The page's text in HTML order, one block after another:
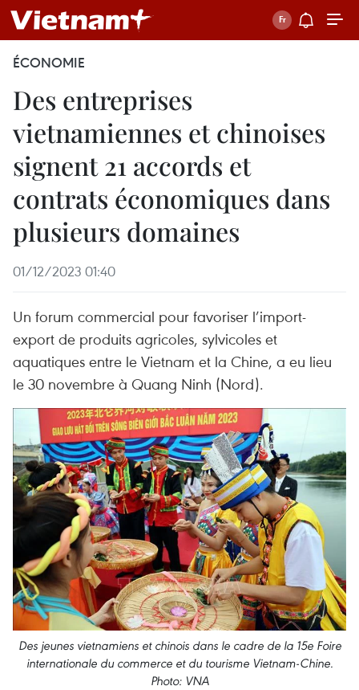
ÉCONOMIE
Des entreprises
vietnamiennes et chinoises
signent 21 accords et
contrats économiques dans
plusieurs domaines
01/12/2023 01:40
Un forum commercial pour favoriser l’import-
export de produits agricoles, sylvicoles et
aquatiques entre le Vietnam et la Chine, a eu lieu
le 30 novembre à Quang Ninh (Nord).
Des jeunes vietnamiens et chinois dans le cadre de la 15e Foire
internationale du commerce et du tourisme Vietnam-Chine.
Photo: VNA